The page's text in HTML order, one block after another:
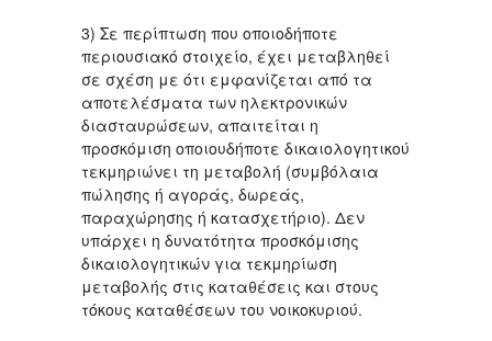
3) Σε περίπτωση που οποιοδήποτε
περιουσιακό στοιχείο, έχει μεταβληθεί
σε σχέση με ότι εμφανίζεται από τα
αποτελέσματα των ηλεκτρονικών
διασταυρώσεων, απαιτείται η
προσκόμιση οποιουδήποτε δικαιολογητικού
τεκμηριώνει τη μεταβολή (συμβόλαια
πώλησης ή αγοράς, δωρεάς,
παραχώρησης ή κατασχετήριο). Δεν
υπάρχει η δυνατότητα προσκόμισης
δικαιολογητικών για τεκμηρίωση
μεταβολής στις καταθέσεις και στους
τόκους καταθέσεων του νοικοκυριού.